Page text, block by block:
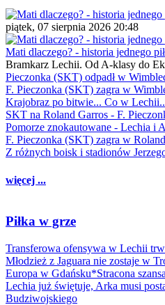
piątek, 07 sierpnia 2026 20:48
Mati dlaczego? - historia jednego
Bramkarz Lechii. Od A-klasy do
Pieczonka (SKT) odpadł w
F. Pieczonka (SKT) zagra w
Krajobraz po bitwie... Co w
SKT na Roland Garros - F.
Pomorze znokautowane - Lechia i
F. Pieczonka (SKT) zagra w
Z różnych boisk i stadionów
więcej ...
Piłka w grze
Transferowa ofensywa w Lechii
Młodzież z Jaguara nie zostaje w
Europa w Gdańsku*Stracona
Lechia już świętuje, Arka musi
Budziwojskiego